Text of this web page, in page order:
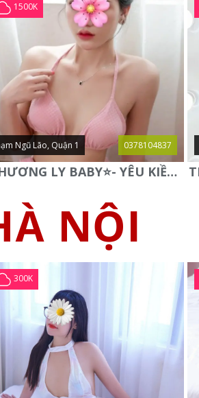
1500K
Ngũ Lão, Quận 1 0378104837
⭐️PHƯƠNG LY BABY⭐️- YÊU KIỀU QUYẾN RŨ - SAY ĐẮM SI MÊ
NỘI
300K